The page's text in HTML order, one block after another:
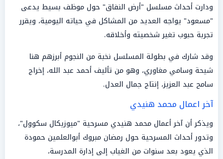
ودارت أحداث مسلسل "أرض النفاق" حول موظف بسيط يدعى
"مسعود" يواجه العديد من المشاكل في حياته اليومية، ويقرر
تجربة حبوب تغير شخصيته وأخلاقه.
وقد شارك في بطولة المسلسل نخبة من النجوم أبرزهم هنا
شيحة وسامي مغاوري، وهو من تأليف أحمد عبد الله، إخراج
سامح عبد العزيز، إنتاج جمال العدل.
آخر اعمال محمد هنيدي
ويذكر أن آخر أعمال محمد هنيدي مسرحية "ميوزيكال سكوول"،
وتدور أحداث المسرحية حول رمضان مبروك أبوالعلمين حمودة
الذي يعود بعد سنوات من الغياب إلى إدارة المدرسة،